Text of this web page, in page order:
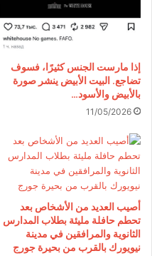
إذا مارست الجنس كثيرًا، فسوف
تضاجع. البيت الأبيض ينشر صورة
بالأبيض والأسود…
11/05/2026
أصيب العديد من الأشخاص بعد
تحطم حافلة مليئة بطلاب المدارس
الثانوية والمرافقين في مدينة
نيويورك بالقرب من بحيرة جورج